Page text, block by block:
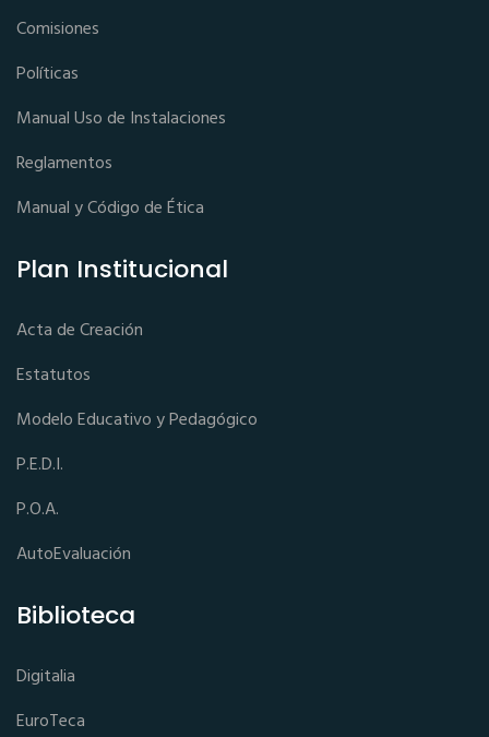
Comisiones
Políticas
Manual Uso de Instalaciones
Reglamentos
Manual y Código de Ética
Plan Institucional
Acta de Creación
Estatutos
Modelo Educativo y Pedagógico
P.E.D.I.
P.O.A.
AutoEvaluación
Biblioteca
Digitalia
EuroTeca